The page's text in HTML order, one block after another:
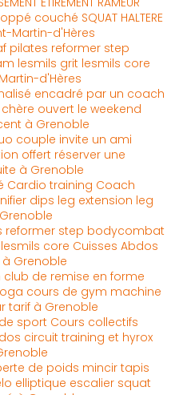
couché SQUAT HALTERE
Martin-d'Hères
pilates reformer step
lesmils grit lesmils core
d'Hères
encadré par un coach
ouvert le weekend
à Grenoble
couple invite un ami
offert réserver une
à Grenoble
Cardio training Coach
dips leg extension leg
reformer step bodycombat
core Cuisses Abdos
Grenoble
de remise en forme
cours de gym machine
tarif à Grenoble
sport Cours collectifs
circuit training et hyrox
de poids mincir tapis
elliptique escalier squat